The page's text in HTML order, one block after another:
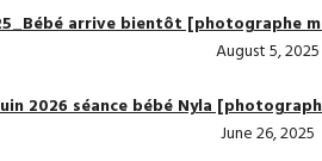
arrive bientôt [photographe
August 5, 2025
2026 séance bébé Nyla
June 26, 2025